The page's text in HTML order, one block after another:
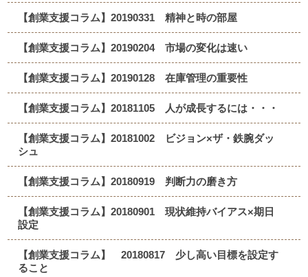
【創業支援コラム】20190331 精神と時の部屋
【創業支援コラム】20190204 市場の変化は速い
【創業支援コラム】20190128 在庫管理の重要性
【創業支援コラム】20181105 人が成長するには・・・
【創業支援コラム】20181002 ビジョン×ザ・鉄腕ダッ
シュ
【創業支援コラム】20180919 判断力の磨き方
【創業支援コラム】20180901 現状維持バイアス×期日
設定
【創業支援コラム】 20180817 少し高い目標を設定す
ること